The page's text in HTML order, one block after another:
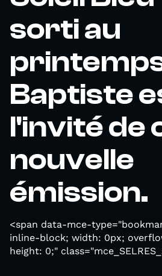
sorti au
Baptiste
l'invité de
nouvelle
émission.
<span data-mce-
inline-block; width: 0px;
height: 0;"